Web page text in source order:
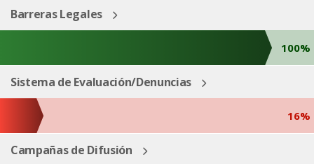
Barreras Legales
100%
Sistema de Evaluación/Denuncias
16%
Campañas de Difusión